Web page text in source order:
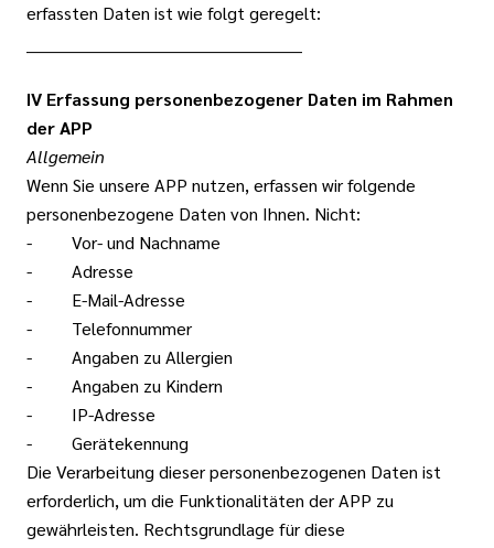
erfassten Daten ist wie folgt geregelt:
IV Erfassung personenbezogener Daten im Rahmen
der APP
Allgemein
Wenn Sie unsere APP nutzen, erfassen wir folgende
personenbezogene Daten von Ihnen. Nicht:
- Vor- und Nachname
- Adresse
- E-Mail-Adresse
- Telefonnummer
- Angaben zu Allergien
- Angaben zu Kindern
- IP-Adresse
- Gerätekennung
Die Verarbeitung dieser personenbezogenen Daten ist
erforderlich, um die Funktionalitäten der APP zu
gewährleisten. Rechtsgrundlage für diese